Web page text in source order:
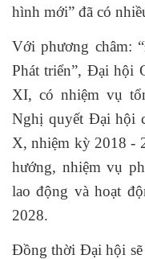
hình mới” đã có
Với phương châm:
Phát triển”, Đại hội
XI, có nhiệm vụ
Nghị quyết Đại hội
X, nhiệm kỳ 2018 -
hướng, nhiệm vụ
lao động và hoạt
2028.
Đồng thời Đại hội